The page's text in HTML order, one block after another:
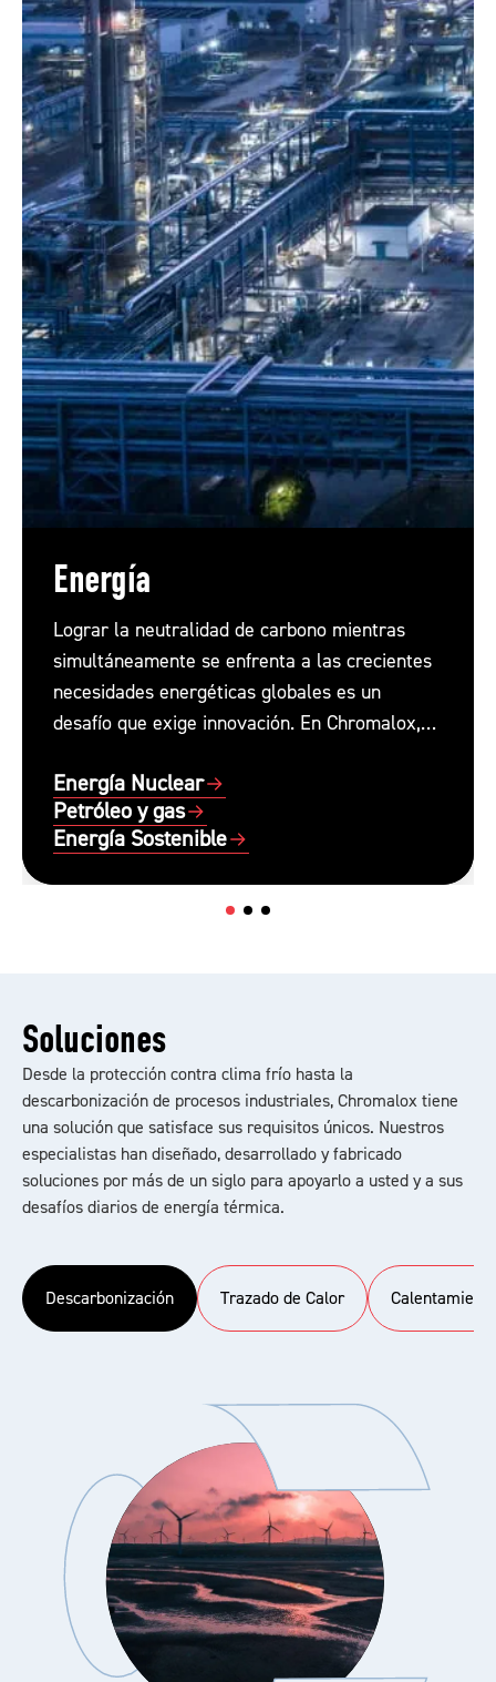
Energía
Lograr la neutralidad de carbono mientras
simultáneamente se enfrenta a las crecientes
necesidades energéticas globales es un
desafío que exige innovación. En Chromalox,
proporcionan soluciones de control y
calefacción de emisiones cero, necesarias para
enfrentar esos desafíos.
Energía Nuclear
Petróleo y gas
Energía Sostenible
Soluciones
Desde la protección contra clima frío hasta la
descarbonización de procesos industriales, Chromalox tiene
una solución que satisface sus requisitos únicos. Nuestros
especialistas han diseñado, desarrollado y fabricado
soluciones por más de un siglo para apoyarlo a usted y a sus
desafíos diarios de energía térmica.
Descarbonización Trazado de Calor